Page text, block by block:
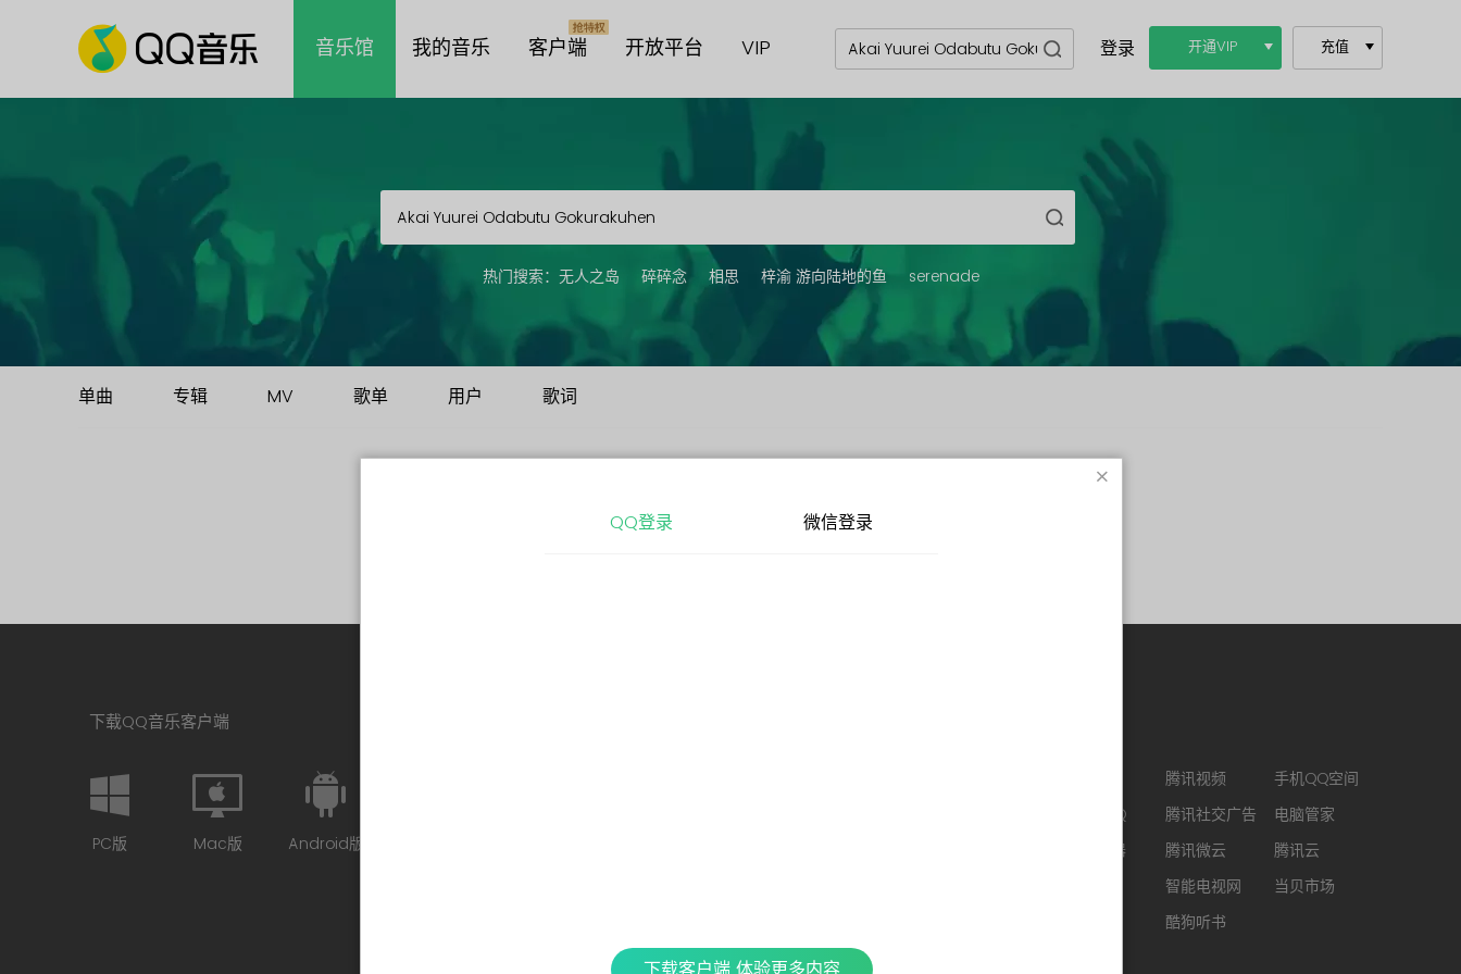
音乐馆 我的音乐 客户端 开放平台 VIP 登录 开通VIP 充值
热门搜索： 无人之岛 碎碎念 相思 梓渝 游向陆地的鱼 serenade
单曲 专辑 MV 歌单 用户 歌词
查看更多内容，请下载客户端
下载QQ音乐客户端
PC版 Mac版 Android版
腾讯视频
手机QQ空间
最新版QQ
腾讯社交广告
电脑管家
QQ浏览器
腾讯微云
腾讯云
智能电视网
当贝市场
酷狗听书
QQ登录 微信登录